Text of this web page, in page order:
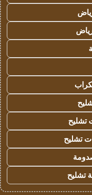
تشليح
تشليح
تشليح